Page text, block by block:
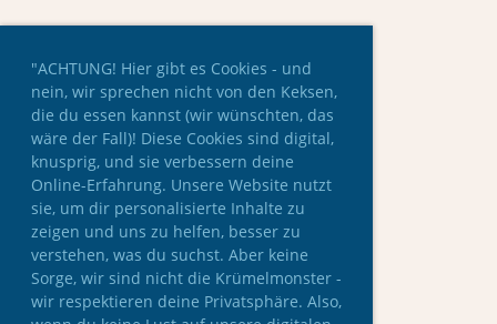
"ACHTUNG! Hier gibt es Cookies - und
nein, wir sprechen nicht von den Keksen,
die du essen kannst (wir wünschten, das
wäre der Fall)! Diese Cookies sind digital,
knusprig, und sie verbessern deine
Online-Erfahrung. Unsere Website nutzt
sie, um dir personalisierte Inhalte zu
zeigen und uns zu helfen, besser zu
verstehen, was du suchst. Aber keine
Sorge, wir sind nicht die Krümelmonster -
wir respektieren deine Privatsphäre. Also,